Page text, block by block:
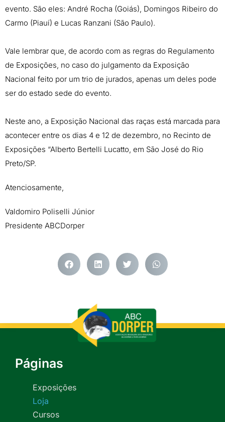
evento. São eles: André Rocha (Goiás), Domingos Ribeiro do
Carmo (Piauí) e Lucas Ranzani (São Paulo).
Vale lembrar que, de acordo com as regras do Regulamento
de Exposições, no caso do julgamento da Exposição
Nacional feito por um trio de jurados, apenas um deles pode
ser do estado sede do evento.
Neste ano, a Exposição Nacional das raças está marcada para
acontecer entre os dias 4 e 12 de dezembro, no Recinto de
Exposições “Alberto Bertelli Lucatto, em São José do Rio
Preto/SP.
Atenciosamente,
Valdomiro Poliselli Júnior
Presidente ABCDorper
Páginas
Exposições
Loja
Cursos